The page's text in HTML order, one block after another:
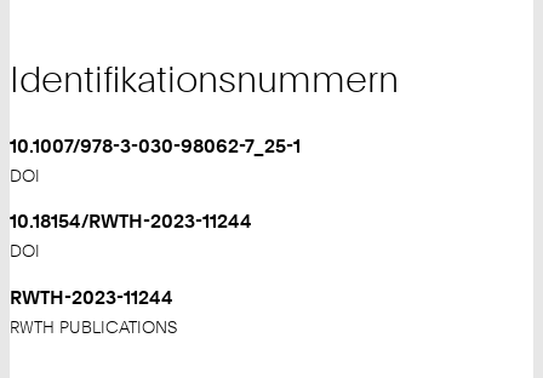
Identifikationsnummern
10.1007/978-3-030-98062-7_25-1
DOI
10.18154/RWTH-2023-11244
DOI
RWTH-2023-11244
RWTH PUBLICATIONS